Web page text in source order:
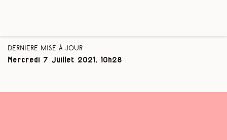
Dernière mise à jour
Mercredi 7 Juillet 2021, 10h28